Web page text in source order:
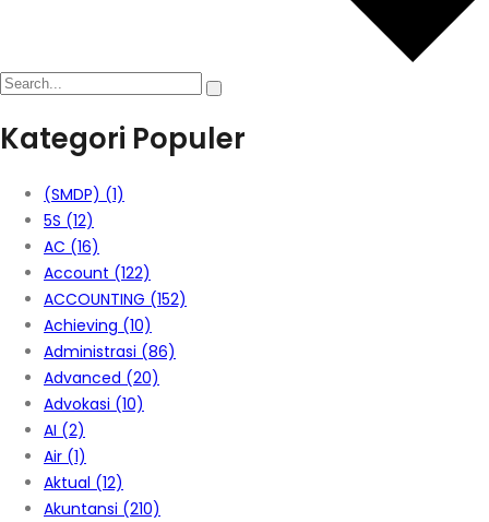
Kategori Populer
(SMDP) (1)
5S (12)
AC (16)
Account (122)
ACCOUNTING (152)
Achieving (10)
Administrasi (86)
Advanced (20)
Advokasi (10)
AI (2)
Air (1)
Aktual (12)
Akuntansi (210)